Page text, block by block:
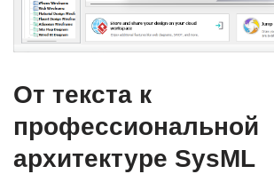
От текста к
профессиональной
архитектуре SysML